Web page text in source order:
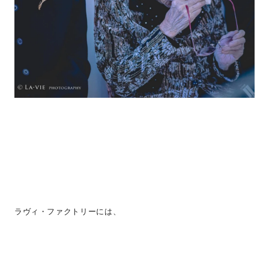
ラヴィ・ファクトリーには、